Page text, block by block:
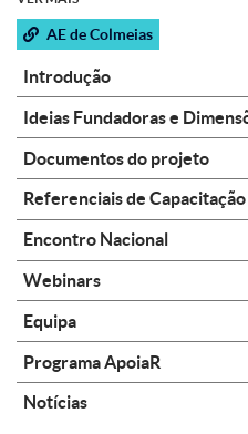
AE de Colmeias
Introdução
Ideias Fundadoras e
Documentos do projeto
Referenciais de Capacitação
Encontro Nacional
Webinars
Equipa
Programa ApoiaR
Notícias